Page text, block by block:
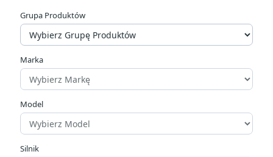
Cena
Producenci
Pozycja
Grupa Produktów
Marka
Model
Silnik